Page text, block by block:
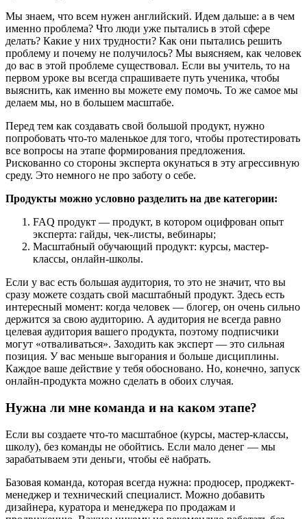
Мы знаем, что всем нужен английский. Идем дальше: а в чем
именно проблема? Что люди уже пытались в этой сфере
делать? Какие у них трудности? Как они пытались решить
проблему и почему не получилось? Мы выясняем, как человек
до вас в этой проблеме существовал. Если вы учитель, то на
первом уроке вы всегда спрашиваете путь ученика, чтобы
выяснить, как именно вы можете ему помочь. То же самое мы
делаем мы, но в большем масштабе.
Перед тем как создавать свой большой продукт, нужно
попробовать что-то маленькое для того, чтобы протестировать
все вопросы на этапе формирования предложения.
Рискованно со стороны эксперта окунаться в эту агрессивную
среду. Это немного не про заботу о себе.
Продукты можно условно разделить на две категории:
FAQ продукт — продукт, в котором оцифрован опыт
эксперта: гайды, чек-листы, вебинары;
Масштабный обучающий продукт: курсы, мастер-
классы, онлайн-школы.
Если у вас есть большая аудитория, то это не значит, что вы
сразу можете создать свой масштабный продукт. Здесь есть
интересный момент: когда человек — блогер, он очень сильно
держится за свою аудиторию. А аудитория не всегда равно
целевая аудитория вашего продукта, поэтому подписчики
могут «‎отваливаться‎». Заходить как эксперт — это сильная
позиция. У вас меньше выгорания и больше дисциплины.
Каждое ваше действие у тебя обосновано. Но, конечно, запуск
онлайн-продукта можно сделать в обоих случая.
Нужна ли мне команда и на каком этапе?
Если вы создаете что-то масштабное (курсы, мастер-классы,
школу), без команды не обойтись. Если мало денег — мы
зарабатываем эти деньги, чтобы её набрать.
Базовая команда, которая всегда нужна: продюсер, проджект-
менеджер и технический специалист. Можно добавить
дизайнера, куратора и менеджера по продажам и